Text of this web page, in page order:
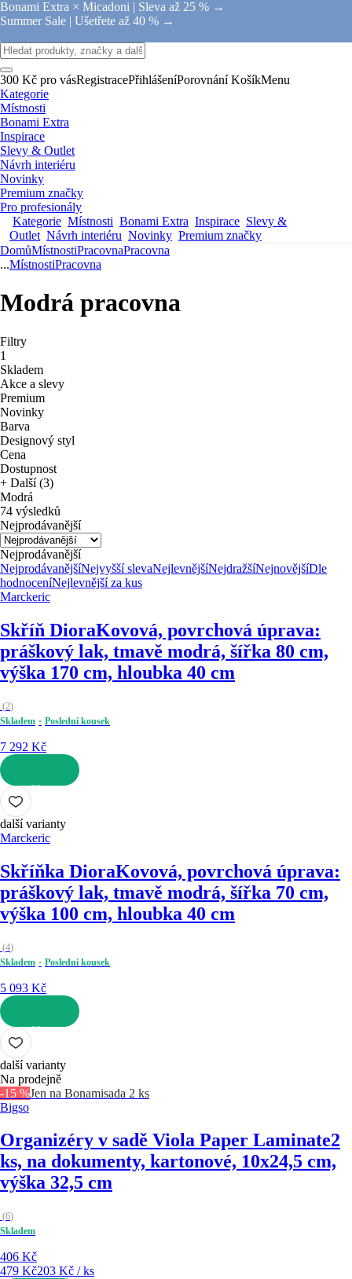
Bonami Extra × Micadoni | Sleva až 25 % →
Summer Sale | Ušetřete až 40 % →
300 Kč pro vásRegistracePřihlášeníPorovnání KošíkMenu
Kategorie
Místnosti
Bonami Extra
Inspirace
Slevy & Outlet
Návrh interiéru
Novinky
Premium značky
Pro profesionály
Kategorie Místnosti Bonami Extra Inspirace Slevy &
Outlet Návrh interiéru Novinky Premium značky
DomůMístnostiPracovnaPracovna
...MístnostiPracovna
Modrá pracovna
Filtry
1
Skladem
Akce a slevy
Premium
Novinky
Barva
Designový styl
Cena
Dostupnost
+ Další (3)
Modrá
74 výsledků
Nejprodávanější
Nejprodávanější
NejprodávanějšíNejvyšší slevaNejlevnějšíNejdražšíNejnovějšíDle
hodnoceníNejlevnější za kus
Marckeric
Skříň DioraKovová, povrchová úprava:
práškový lak, tmavě modrá, šířka 80 cm,
výška 170 cm, hloubka 40 cm
(2)
Skladem
Poslední kousek
7 292 Kč
DO KOŠÍKU
další varianty
Marckeric
Skříňka DioraKovová, povrchová úprava:
práškový lak, tmavě modrá, šířka 70 cm,
výška 100 cm, hloubka 40 cm
(4)
Skladem
Poslední kousek
5 093 Kč
DO KOŠÍKU
další varianty
Na prodejně
-15 %Jen na Bonamisada 2 ks
Bigso
Organizéry v sadě Viola Paper Laminate2
ks, na dokumenty, kartonové, 10x24,5 cm,
výška 32,5 cm
(6)
Skladem
406 Kč
479 Kč203 Kč / ks